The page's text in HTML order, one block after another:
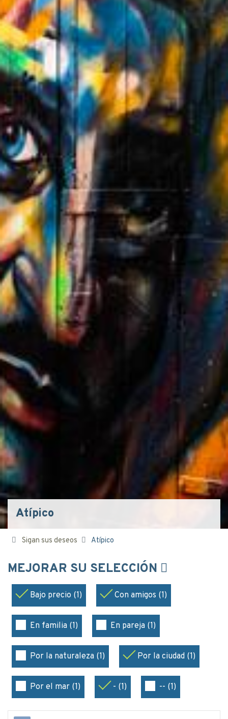
Atípico
Sigan sus deseos Atípico
MEJORAR SU SELECCIÓN
Bajo precio (1) Con amigos (1)
En familia (1) En pareja (1)
Por la naturaleza (1) Por la ciudad (1)
Por el mar (1) - (1) -- (1)